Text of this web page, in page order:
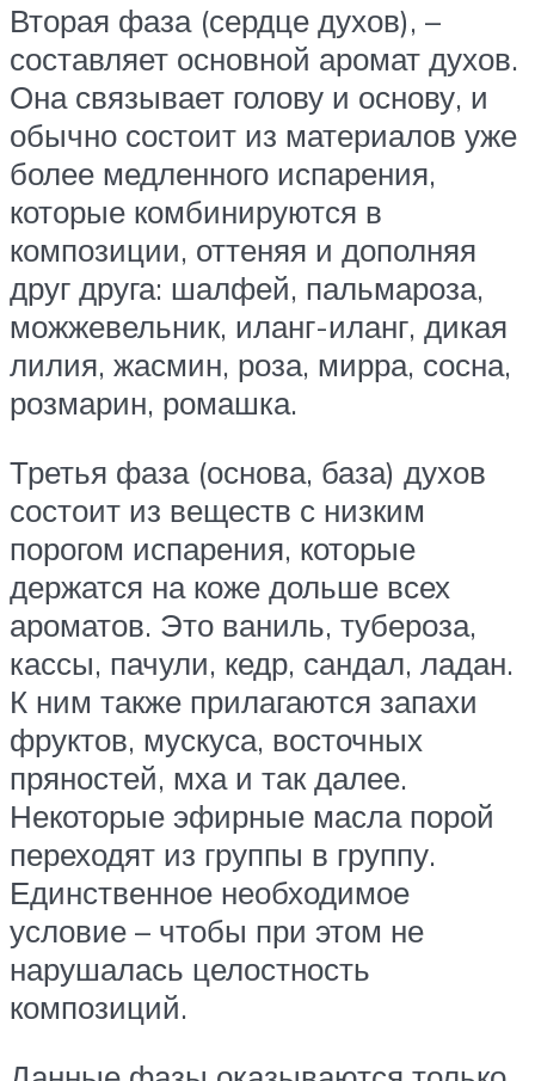
Вторая фаза (сердце духов), –
составляет основной аромат духов.
Она связывает голову и основу, и
обычно состоит из материалов уже
более медленного испарения,
которые комбинируются в
композиции, оттеняя и дополняя
друг друга: шалфей, пальмароза,
можжевельник, иланг-иланг, дикая
лилия, жасмин, роза, мирра, сосна,
розмарин, ромашка.
Третья фаза (основа, база) духов
состоит из веществ с низким
порогом испарения, которые
держатся на коже дольше всех
ароматов. Это ваниль, тубероза,
кассы, пачули, кедр, сандал, ладан.
К ним также прилагаются запахи
фруктов, мускуса, восточных
пряностей, мха и так далее.
Некоторые эфирные масла порой
переходят из группы в группу.
Единственное необходимое
условие – чтобы при этом не
нарушалась целостность
композиций.